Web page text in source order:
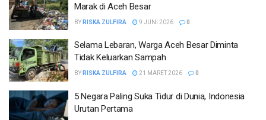
Marak di Aceh Besar
BY RISKA ZULFIRA 9 JUNI 2026 0
Selama Lebaran, Warga Aceh Besar Diminta
Tidak Keluarkan Sampah
BY RISKA ZULFIRA 21 MARET 2026 0
5 Negara Paling Suka Tidur di Dunia, Indonesia
Urutan Pertama